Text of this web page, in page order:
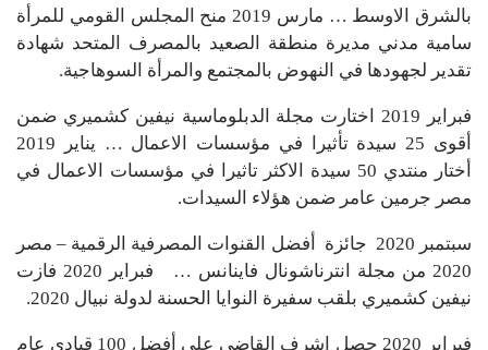
بالشرق الاوسط … مارس 2019 منح المجلس القومي للمرأة
سامية مدني مديرة منطقة الصعيد بالمصرف المتحد شهادة
تقدير لجهودها في النهوض بالمجتمع والمرأة السوهاجية.
فبراير 2019 اختارت مجلة الدبلوماسية نيفين كشميري ضمن
أقوى 25 سيدة تأثيرا في مؤسسات الاعمال … يناير 2019
أختار منتدي 50 سيدة الاكثر تاثيرا في مؤسسات الاعمال في
مصر جرمين عامر ضمن هؤلاء السيدات.
سبتمبر 2020 جائزة أفضل القنوات المصرفية الرقمية – مصر
2020 من مجلة انترناشونال فاينانس … فبراير 2020 فازت
نيفين كشميري بلقب سفيرة النوايا الحسنة لدولة نبيال 2020.
فبراير 2020 حصل اشرف القاضي علي أفضل 100 قيادي عام